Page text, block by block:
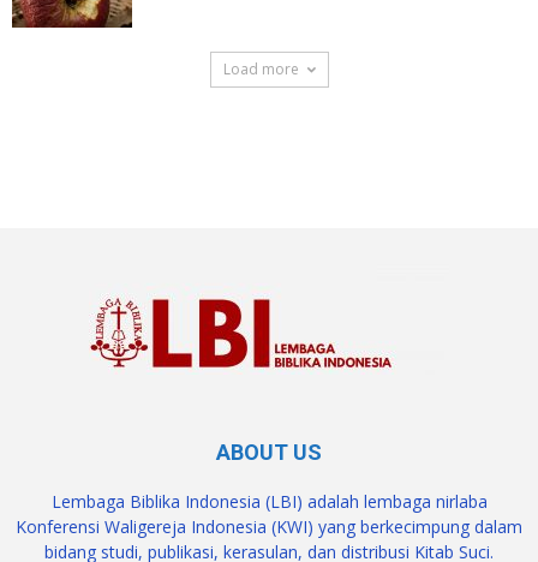
Load more
ABOUT US
Lembaga Biblika Indonesia (LBI) adalah lembaga nirlaba
Konferensi Waligereja Indonesia (KWI) yang berkecimpung dalam
bidang studi, publikasi, kerasulan, dan distribusi Kitab Suci.